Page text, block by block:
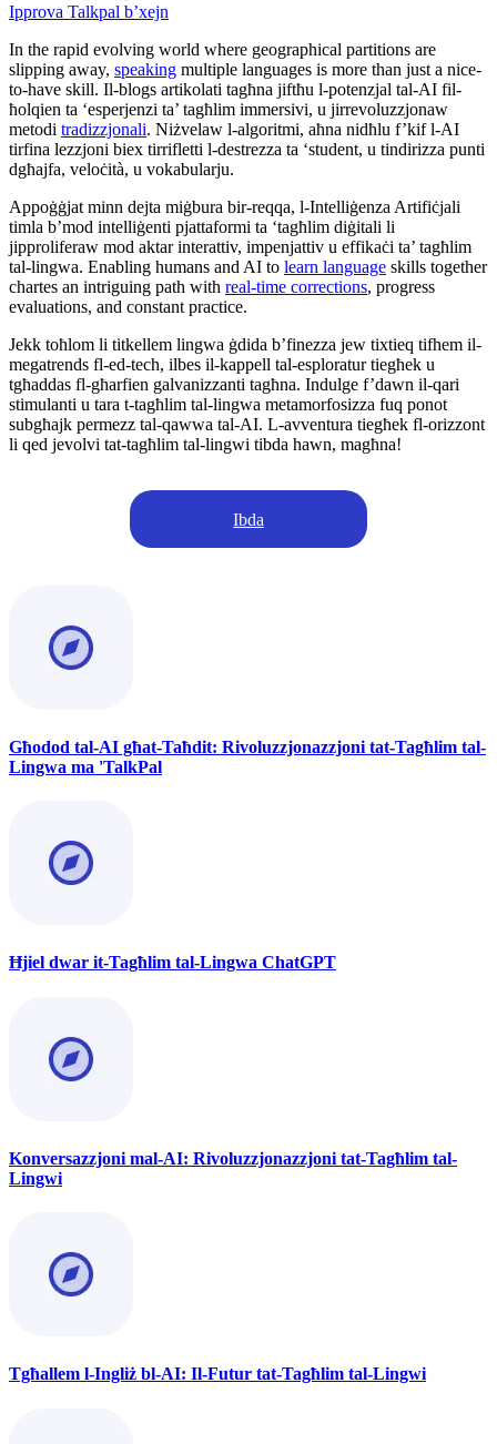
Ipprova Talkpal b’xejn
In the rapid evolving world where geographical partitions are
slipping away, speaking multiple languages is more than just a nice-
to-have skill. Il-blogs artikolati tagħna jiftħu l-potenzjal tal-AI fil-
ħolqien ta ‘esperjenzi ta’ tagħlim immersivi, u jirrevoluzzjonaw
metodi tradizzjonali. Niżvelaw l-algoritmi, aħna nidħlu f’kif l-AI
tirfina lezzjoni biex tirrifletti l-destrezza ta ‘student, u tindirizza punti
dgħajfa, veloċità, u vokabularju.
Appoġġjat minn dejta miġbura bir-reqqa, l-Intelliġenza Artifiċjali
timla b’mod intelliġenti pjattaformi ta ‘tagħlim diġitali li
jipproliferaw mod aktar interattiv, impenjattiv u effikaċi ta’ tagħlim
tal-lingwa. Enabling humans and AI to learn language skills together
chartes an intriguing path with real-time corrections, progress
evaluations, and constant practice.
Jekk toħlom li titkellem lingwa ġdida b’finezza jew tixtieq tifhem il-
megatrends fl-ed-tech, ilbes il-kappell tal-esploratur tiegħek u
tgħaddas fl-għarfien galvanizzanti tagħna. Indulge f’dawn il-qari
stimulanti u tara t-tagħlim tal-lingwa metamorfosizza fuq ponot
subgħajk permezz tal-qawwa tal-AI. L-avventura tiegħek fl-orizzont
li qed jevolvi tat-tagħlim tal-lingwi tibda hawn, magħna!
Ibda
Għodod tal-AI għat-Taħdit: Rivoluzzjonazzjoni tat-Tagħlim tal-
Lingwa ma 'TalkPal
Ħjiel dwar it-Tagħlim tal-Lingwa ChatGPT
Konversazzjoni mal-AI: Rivoluzzjonazzjoni tat-Tagħlim tal-
Lingwi
Tgħallem l-Ingliż bl-AI: Il-Futur tat-Tagħlim tal-Lingwi